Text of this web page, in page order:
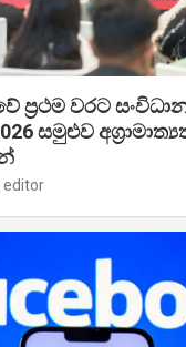
ප්‍රථම වරට
සමුළුව
editor